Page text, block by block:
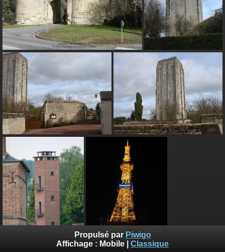
Propulsé par Piwigo
Affichage : Mobile Classique